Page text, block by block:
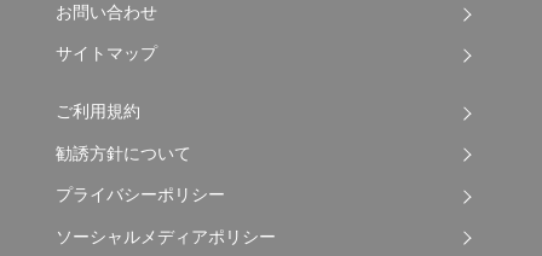
お問い合わせ
サイトマップ
ご利用規約
勧誘方針について
プライバシーポリシー
ソーシャルメディアポリシー